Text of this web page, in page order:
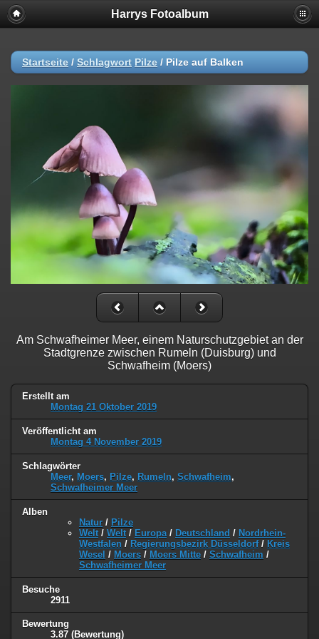
Harrys Fotoalbum
Startseite / Schlagwort Pilze / Pilze auf Balken
Am Schwafheimer Meer, einem Naturschutzgebiet an der
Stadtgrenze zwischen Rumeln (Duisburg) und
Schwafheim (Moers)
Erstellt am
Montag 21 Oktober 2019
Veröffentlicht am
Montag 4 November 2019
Schlagwörter
Meer, Moers, Pilze, Rumeln, Schwafheim,
Schwafheimer Meer
Alben
Natur / Pilze
Welt / Welt / Europa / Deutschland / Nordrhein-
Westfalen / Regierungsbezirk Düsseldorf/ Kreis
Wesel / Moers / Moers Mitte / Schwafheim /
Schwafheimer Meer
Besuche
2911
Bewertung
3.87 (Bewertung)